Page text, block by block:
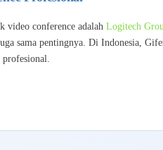
video conference adalah Logitech
sama pentingnya. Di Indonesia,
profesional.